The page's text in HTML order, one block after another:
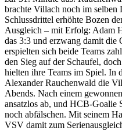
brachte Villach noch im
Schlussdrittel erhöhte Bozen
Ausgleich – mit Erfolg: Adam
das 3:3 und erzwang damit die
erspielten sich beide Teams
den Sieg auf der Schaufel,
hielten ihre Teams im Spiel. In
Alexander Rauchenwald die
Abends. Nach einem
ansatzlos ab, und HCB-Goalie
noch abfälschen. Mit seinem
VSV damit zum